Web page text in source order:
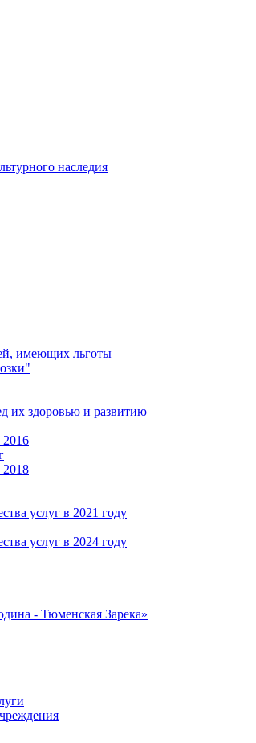
наследия
имеющих льготы
их здоровью и развитию
2016
2018
услуг в 2021 году
услуг в 2024 году
- Тюменская Зарека»